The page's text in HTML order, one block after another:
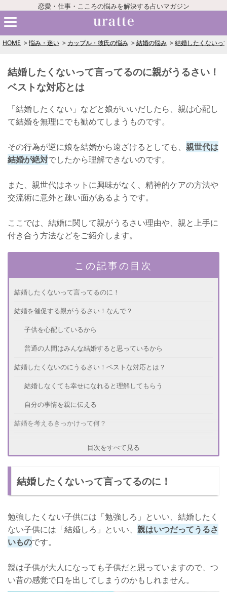
恋愛・仕事・こころの悩みを解決する占いマガジン
HOME 悩み・迷い カップル・彼氏の悩み 結婚の悩み 結婚したくないっ
結婚したくないって言ってるのに親がうるさい！
ベストな対応とは
「結婚したくない」などと娘がいいだしたら、親は心配し
て結婚を無理にでも勧めてしまうものです。
その行為が逆に娘を結婚から遠ざけるとしても、 親世代は
結婚が絶対でしたから理解できないのです。
また、親世代はネットに興味がなく、精神的ケアの方法や
交流術に意外と疎い面があるようです。
ここでは、結婚に関して親がうるさい理由や、親と上手に
付き合う方法などをご紹介します。
この記事の目次
結婚したくないって言ってるのに！
結婚を催促する親がうるさい！なんで？
子供を心配しているから
普通の人間はみんな結婚すると思っているから
結婚したくないのにうるさい！ベストな対応とは？
結婚しなくても幸せになれると理解してもらう
自分の事情を親に伝える
結婚を考えるきっかけって何？
友人が結婚したとき
うまく躱していこう！
目次をすべて見る
結婚したくないって言ってるのに！
勉強したくない子供には「勉強しろ」といい、結婚したく
ない子供には「結婚しろ」といい、 親はいつだってうるさ
いものです。
親は子供が大人になっても子供だと思っていますので、つ
い昔の感覚で口を出してしまうのかもしれません。